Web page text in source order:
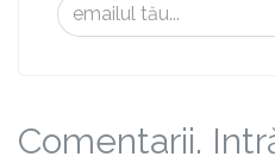
Comentarii.